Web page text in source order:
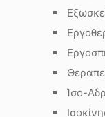
Ίσο-